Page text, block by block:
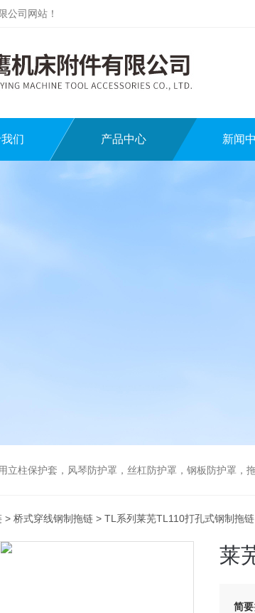
公司网站！
们 产品中心 新闻
立柱保护套，风琴防护罩，丝杠防护罩，钢板防护罩，
> 桥式穿线钢制拖链 > TL系列莱芜TL110打孔式钢制拖链
莱
简要